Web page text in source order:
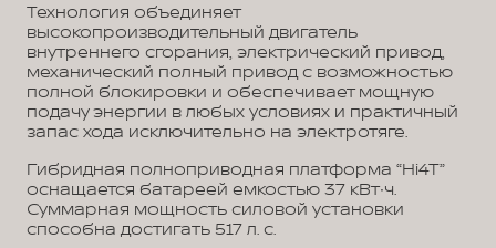
Технология объединяет
высокопроизводительный двигатель
внутреннего сгорания, электрический привод,
механический полный привод с возможностью
полной блокировки и обеспечивает мощную
подачу энергии в любых условиях и практичный
запас хода исключительно на электротяге.
Гибридная полноприводная платформа “Hi4T”
оснащается батареей емкостью 37 кВт∙ч.
Суммарная мощность силовой установки
способна достигать 517 л. с.